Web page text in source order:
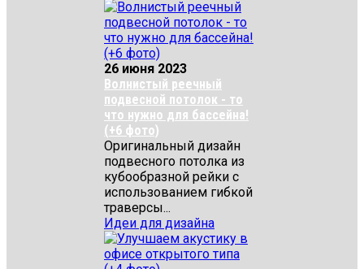
26 июня 2023
Волнистый реечный
подвесной потолок - то
что нужно для бассейна!
(+6 фото)
Оригинальный дизайн
подвесного потолка из
кубообразной рейки с
использованием гибкой
траверсы...
Идеи для дизайна